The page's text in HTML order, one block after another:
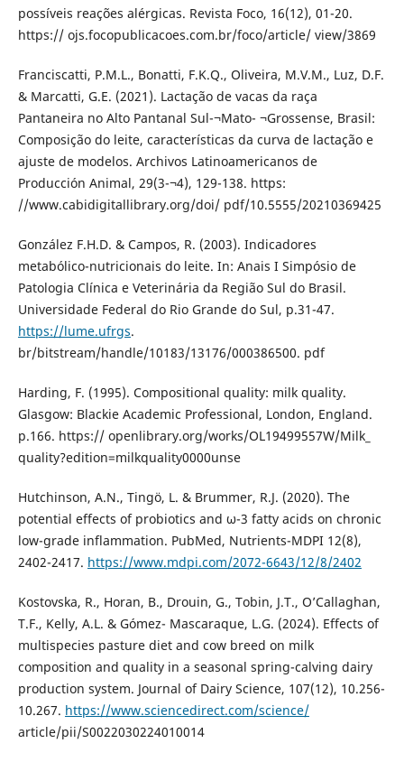
possíveis reações alérgicas. Revista Foco, 16(12), 01-20.
https:// ojs.focopublicacoes.com.br/foco/article/ view/3869
Franciscatti, P.M.L., Bonatti, F.K.Q., Oliveira, M.V.M., Luz, D.F.
& Marcatti, G.E. (2021). Lactação de vacas da raça
Pantaneira no Alto Pantanal Sul-¬Mato- ¬Grossense, Brasil:
Composição do leite, características da curva de lactação e
ajuste de modelos. Archivos Latinoamericanos de
Producción Animal, 29(3-¬4), 129-138. https:
//www.cabidigitallibrary.org/doi/ pdf/10.5555/20210369425
González F.H.D. & Campos, R. (2003). Indicadores
metabólico-nutricionais do leite. In: Anais I Simpósio de
Patologia Clínica e Veterinária da Região Sul do Brasil.
Universidade Federal do Rio Grande do Sul, p.31-47.
https://lume.ufrgs.
br/bitstream/handle/10183/13176/000386500. pdf
Harding, F. (1995). Compositional quality: milk quality.
Glasgow: Blackie Academic Professional, London, England.
p.166. https:// openlibrary.org/works/OL19499557W/Milk_
quality?edition=milkquality0000unse
Hutchinson, A.N., Tingö, L. & Brummer, R.J. (2020). The
potential effects of probiotics and ω-3 fatty acids on chronic
low-grade inflammation. PubMed, Nutrients-MDPI 12(8),
2402-2417. https://www.mdpi.com/2072-6643/12/8/2402
Kostovska, R., Horan, B., Drouin, G., Tobin, J.T., O’Callaghan,
T.F., Kelly, A.L. & Gómez- Mascaraque, L.G. (2024). Effects of
multispecies pasture diet and cow breed on milk
composition and quality in a seasonal spring-calving dairy
production system. Journal of Dairy Science, 107(12), 10.256-
10.267. https://www.sciencedirect.com/science/
article/pii/S0022030224010014